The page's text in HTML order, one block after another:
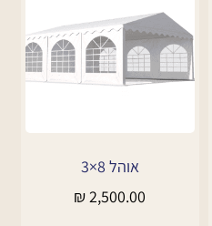
אוהל 8×3
₪2,500.00